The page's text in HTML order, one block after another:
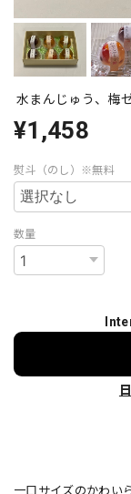
水まんじゅう、梅
¥1,458
熨斗（のし）※無料
数量
一口サイズのかわい